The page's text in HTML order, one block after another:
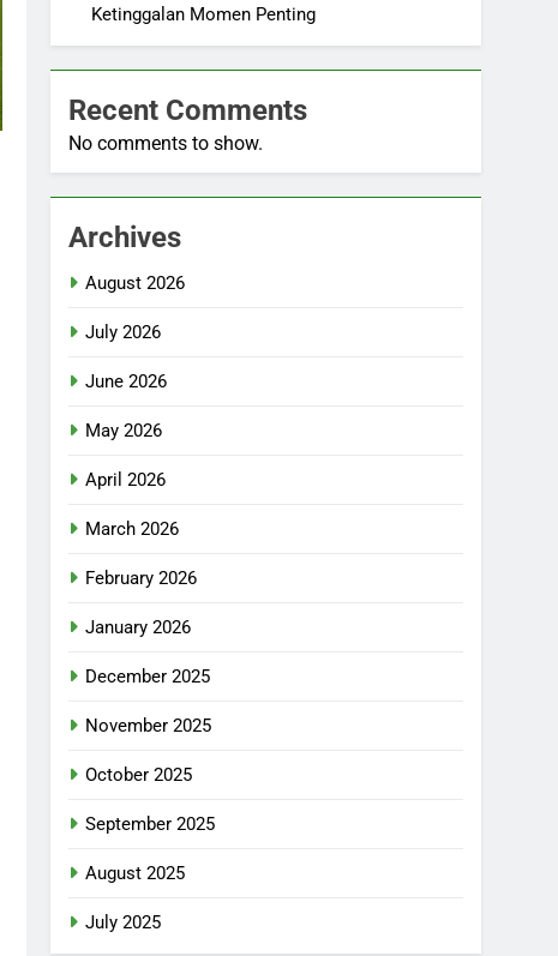
Ketinggalan Momen Penting
Recent Comments
No comments to show.
Archives
August 2026
July 2026
June 2026
May 2026
April 2026
March 2026
February 2026
January 2026
December 2025
November 2025
October 2025
September 2025
August 2025
July 2025